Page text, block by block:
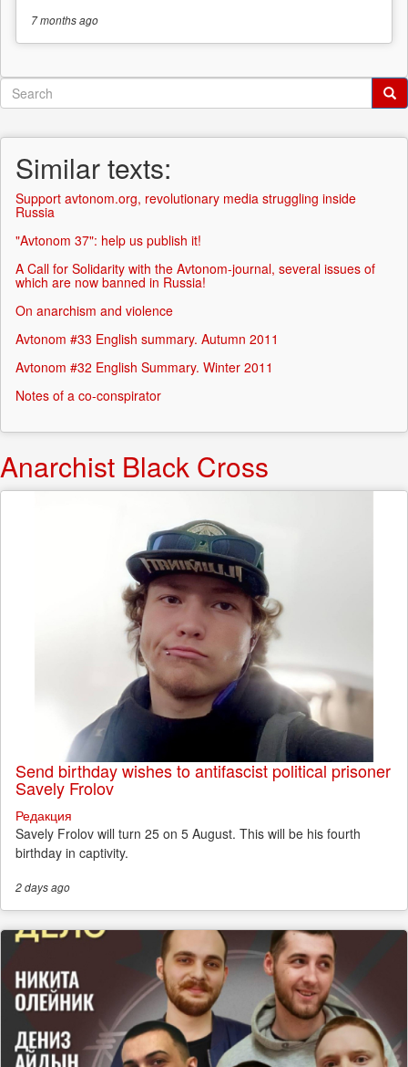
7 monthsago
Search
form
Similar texts:
Support avtonom.org, revolutionary media struggling inside
Russia
"Avtonom 37": help us publish it!
A Call for Solidarity with the Avtonom-journal, several issues of
which are now banned in Russia!
On anarchism and violence
Avtonom #33 English summary. Autumn 2011
Avtonom #32 English Summary. Winter 2011
Notes of a co-conspirator
Anarchist Black Cross
Send birthday wishes to antifascist political prisoner
Savely Frolov
Редакция
Savely Frolov will turn 25 on 5 August. This will be his fourth
birthday in captivity.
2 daysago